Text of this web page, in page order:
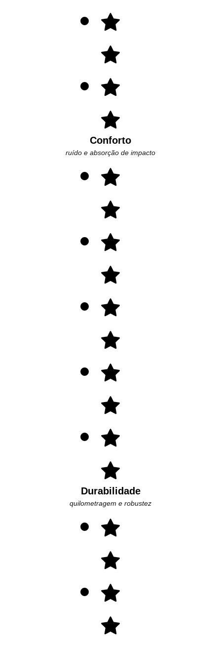
Conforto
ruído e absorção de impacto
Durabilidade
quilometragem e robustez